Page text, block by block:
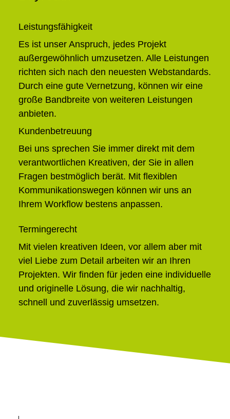
Leistungsfähigkeit
Es ist unser Anspruch, jedes Projekt
außergewöhnlich umzusetzen. Alle Leistungen
richten sich nach den neuesten Webstandards.
Durch eine gute Vernetzung, können wir eine
große Bandbreite von weiteren Leistungen
anbieten.
Kundenbetreuung
Bei uns sprechen Sie immer direkt mit dem
verantwortlichen Kreativen, der Sie in allen
Fragen bestmöglich berät. Mit flexiblen
Kommunikationswegen können wir uns an
Ihrem Workflow bestens anpassen.
Termingerecht
Mit vielen kreativen Ideen, vor allem aber mit
viel Liebe zum Detail arbeiten wir an Ihren
Projekten. Wir finden für jeden eine individuelle
und originelle Lösung, die wir nachhaltig,
schnell und zuverlässig umsetzen.